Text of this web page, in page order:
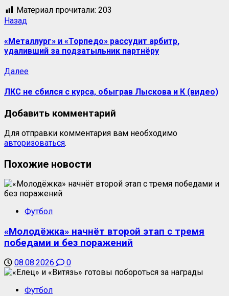
Материал прочитали: 203
Назад
«Металлург» и «Торпедо» рассудит арбитр,
удаливший за подзатыльник партнёру
Далее
ЛКС не сбился с курса, обыграв Лыскова и К (видео)
Добавить комментарий
Для отправки комментария вам необходимо
авторизоваться.
Похожие новости
Футбол
«Молодёжка» начнёт второй этап с тремя
победами и без поражений
08.08.2026 0
Футбол